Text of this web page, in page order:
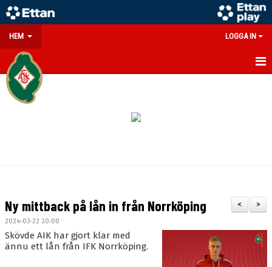
HEM LOGGA IN
GÅ PÅ MATCH
DOKUMENT
MEDLEMSINFO
>
<
Ny mittback på lån in från Norrköping
2024-03-22 20:00
Skövde AIK har gjort klar med
ännu ett lån från IFK Norrköping.